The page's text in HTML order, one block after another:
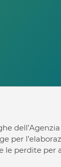
per
le perdite per